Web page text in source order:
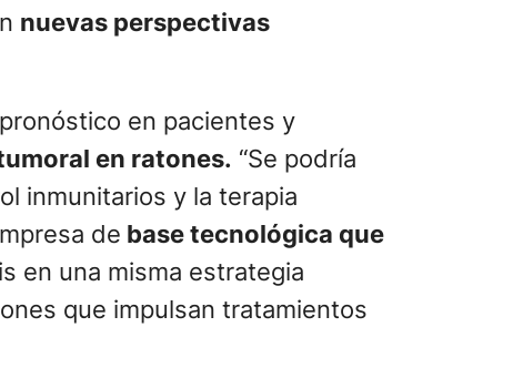
nuevas perspectivas
en pacientes y
en ratones. “Se podría
inmunitarios y la terapia
de base tecnológica que
en una misma estrategia
que impulsan tratamientos